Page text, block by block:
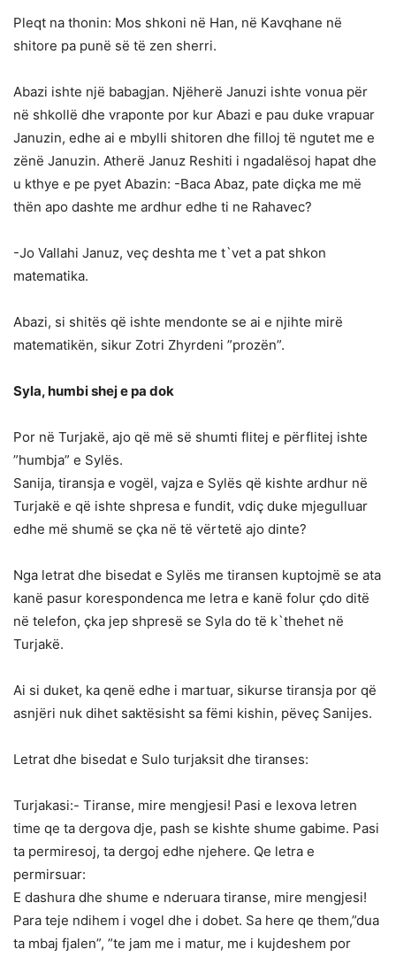
Pleqt na thonin: Mos shkoni në Han, në Kavqhane në
shitore pa punë së të zen sherri.
Abazi ishte një babagjan. Njëherë Januzi ishte vonua për
në shkollë dhe vraponte por kur Abazi e pau duke vrapuar
Januzin, edhe ai e mbylli shitoren dhe filloj të ngutet me e
zënë Januzin. Atherë Januz Reshiti i ngadalësoj hapat dhe
u kthye e pe pyet Abazin: -Baca Abaz, pate diçka me më
thën apo dashte me ardhur edhe ti ne Rahavec?
-Jo Vallahi Januz, veç deshta me t`vet a pat shkon
matematika.
Abazi, si shitës që ishte mendonte se ai e njihte mirë
matematikën, sikur Zotri Zhyrdeni ”prozën”.
Syla, humbi shej e pa dok
Por në Turjakë, ajo që më së shumti flitej e përflitej ishte
”humbja” e Sylës.
Sanija, tiransja e vogël, vajza e Sylës që kishte ardhur në
Turjakë e që ishte shpresa e fundit, vdiç duke mjegulluar
edhe më shumë se çka në të vërtetë ajo dinte?
Nga letrat dhe bisedat e Sylës me tiransen kuptojmë se ata
kanë pasur korespondenca me letra e kanë folur çdo ditë
në telefon, çka jep shpresë se Syla do të k`thehet në
Turjakë.
Ai si duket, ka qenë edhe i martuar, sikurse tiransja por që
asnjëri nuk dihet saktësisht sa fëmi kishin, pëveç Sanijes.
Letrat dhe bisedat e Sulo turjaksit dhe tiranses:
Turjakasi:- Tiranse, mire mengjesi! Pasi e lexova letren
time qe ta dergova dje, pash se kishte shume gabime. Pasi
ta permiresoj, ta dergoj edhe njehere. Qe letra e
permirsuar:
E dashura dhe shume e nderuara tiranse, mire mengjesi!
Para teje ndihem i vogel dhe i dobet. Sa here qe them,”dua
ta mbaj fjalen”, ”te jam me i matur, me i kujdeshem por